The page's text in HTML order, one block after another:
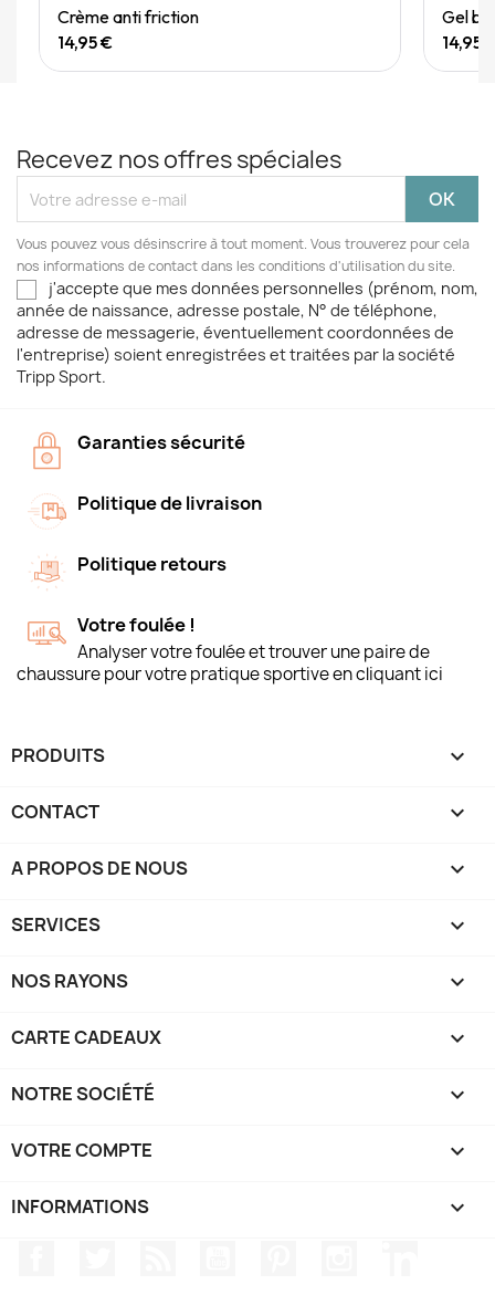
Quick View
Crème anti friction
14,95 €
Gel
14,95
Recevez nos offres spéciales
Vous pouvez vous désinscrire à tout moment. Vous trouverez pour cela
nos informations de contact dans les conditions d'utilisation du site.
j'accepte que mes données personnelles (prénom, nom,
année de naissance, adresse postale, N° de téléphone,
adresse de messagerie, éventuellement coordonnées de
l'entreprise) soient enregistrées et traitées par la société
Tripp Sport.
Garanties sécurité
Politique de livraison
Politique retours
Votre foulée !
Analyser votre foulée et trouver une paire de
chaussure pour votre pratique sportive en cliquant ici
PRODUITS 
CONTACT 
A PROPOS DE NOUS 
SERVICES 
NOS RAYONS 
CARTE CADEAUX 
NOTRE SOCIÉTÉ 
VOTRE COMPTE 
INFORMATIONS keyboard_arrow_down